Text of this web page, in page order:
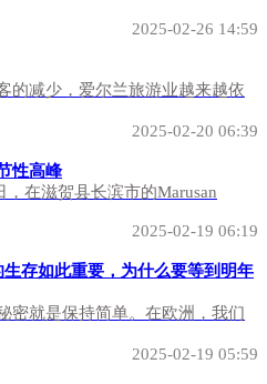
2025-02-26 14:59
的减少，爱尔兰旅游业越来越依
2025-02-20 06:39
性高峰
在滋贺县长滨市的Marusan
2025-02-19 06:19
存如此重要，为什么要等到明年
密就是保持简单。在欧洲，我们
2025-02-19 05:59